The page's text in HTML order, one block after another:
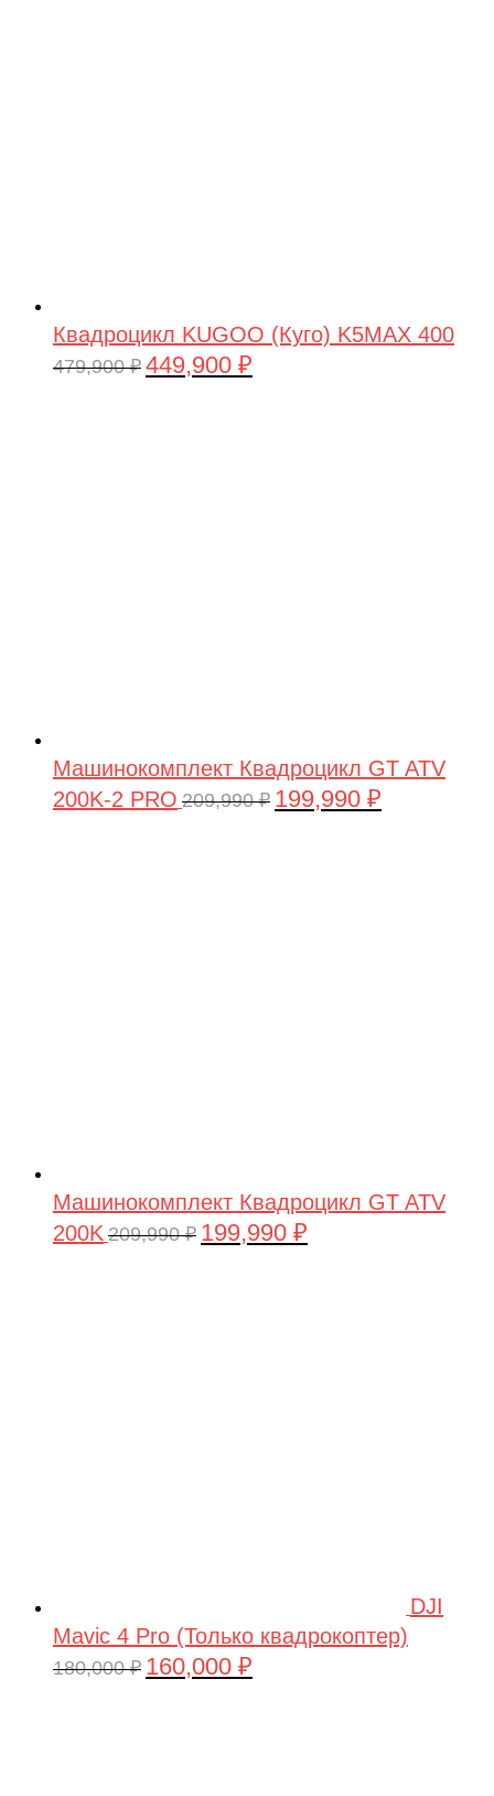
Квадроцикл KUGOO (Куго) K5MAX 400
479,900₽ Первоначальная
449,900 ₽
Машинокомплект Квадроцикл GT ATV
200K-2 PRO 209,990₽ Первоначальная
199,990 ₽
Машинокомплект Квадроцикл GT ATV
200K 209,990₽ Первоначальная
199,990 ₽
DJI
Mavic 4 Pro (Только квадрокоптер)
180,000₽ Первоначальная
160,000 ₽